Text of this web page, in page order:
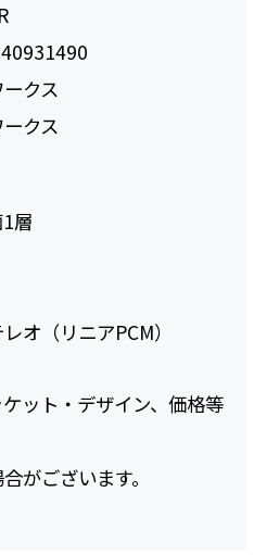
クス
クス
層
オ（リニアPCM）
ット・デザイン、価格等
がございます。